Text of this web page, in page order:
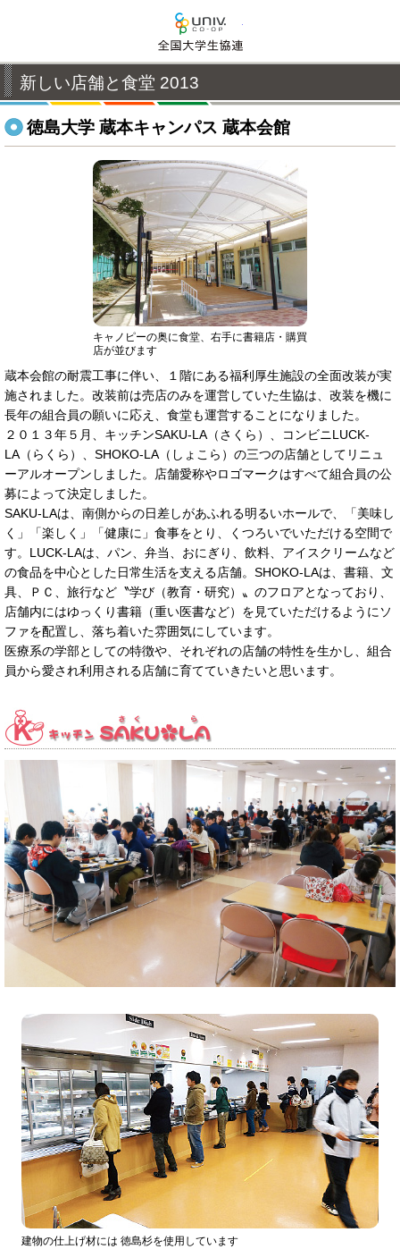
新しい店舗と食堂 2013
徳島大学 蔵本キャンパス 蔵本会館
キャノピーの奥に食堂、右手に書籍店・購買
店が並びます
蔵本会館の耐震工事に伴い、１階にある福利厚生施設の全面改装が実
施されました。改装前は売店のみを運営していた生協は、改装を機に
長年の組合員の願いに応え、食堂も運営することになりました。
２０１３年５月、キッチンSAKU-LA（さくら）、コンビニLUCK-
LA（らくら）、SHOKO-LA（しょこら）の三つの店舗としてリニュ
ーアルオープンしました。店舗愛称やロゴマークはすべて組合員の公
募によって決定しました。
SAKU-LAは、南側からの日差しがあふれる明るいホールで、「美味し
く」「楽しく」「健康に」食事をとり、くつろいでいただける空間で
す。LUCK-LAは、パン、弁当、おにぎり、飲料、アイスクリームなど
の食品を中心とした日常生活を支える店舗。SHOKO-LAは、書籍、文
具、ＰＣ、旅行など〝学び（教育・研究）〟のフロアとなっており、
店舗内にはゆっくり書籍（重い医書など）を見ていただけるようにソ
ファを配置し、落ち着いた雰囲気にしています。
医療系の学部としての特徴や、それぞれの店舗の特性を生かし、組合
員から愛され利用される店舗に育てていきたいと思います。
建物の仕上げ材には 徳島杉を使用しています